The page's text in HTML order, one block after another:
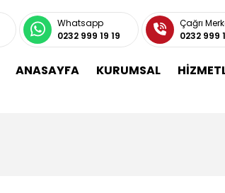
Whatsapp
0232 999 19 19
Çağrı
0232 999
ANASAYFA KURUMSAL